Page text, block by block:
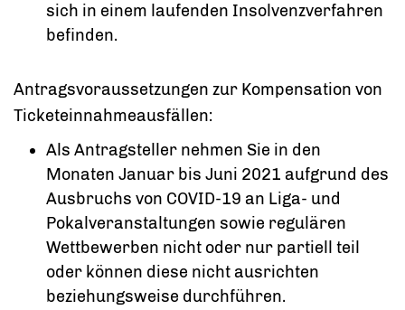
sich in einem laufenden Insolvenzverfahren
befinden.
Antragsvoraussetzungen zur Kompensation von
Ticketeinnahmeausfällen:
Als Antragsteller nehmen Sie in den
Monaten Januar bis Juni 2021 aufgrund des
Ausbruchs von COVID-19 an Liga- und
Pokalveranstaltungen sowie regulären
Wettbewerben nicht oder nur partiell teil
oder können diese nicht ausrichten
beziehungsweise durchführen.